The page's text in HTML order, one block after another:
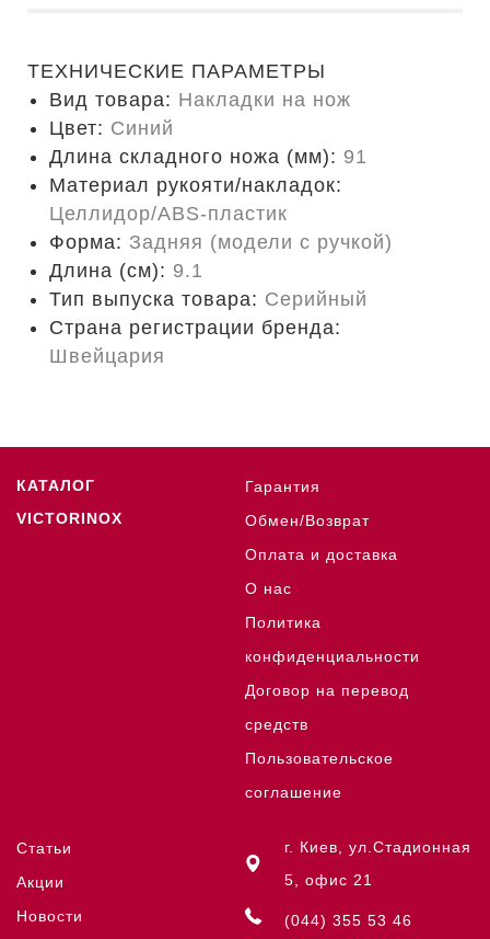
ТЕХНИЧЕСКИЕ ПАРАМЕТРЫ
Вид товара: Накладки на нож
Цвет: Синий
Длина складного ножа (мм): 91
Материал рукояти/накладок:
Целлидор/ABS-пластик
Форма: Задняя (модели с ручкой)
Длина (cм): 9.1
Тип выпуска товара: Серийный
Страна регистрации бренда:
Швейцария
КАТАЛОГ
VICTORINOX
Гарантия
Обмен/Возврат
Оплата и доставка
О нас
Политика
конфиденциальности
Договор на перевод
средств
Пользовательское
соглашение
Статьи
Акции
Новости
г. Киев, ул.Стадионная
5, офис 21
(044) 355 53 46